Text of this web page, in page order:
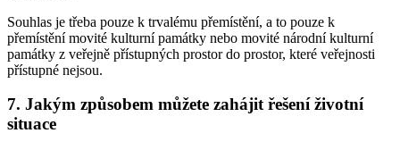
Souhlas je třeba pouze k trvalému přemístění, a to pouze k
přemístění movité kulturní památky nebo movité národní kulturní
památky z veřejně přístupných prostor do prostor, které veřejnosti
přístupné nejsou.
7. Jakým způsobem můžete zahájit řešení životní
situace